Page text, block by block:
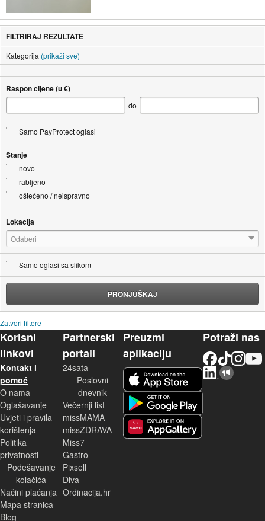
FILTRIRAJ REZULTATE
Kategorija (prikaži sve)
Raspon cijene (u €)
do
Samo PayProtect oglasi
Stanje
novo
rabljeno
oštećeno / neispravno
Lokacija
Odaberi
Samo oglasi sa slikom
PRONJUŠKAJ
Zatvori filtere
Korisni
linkovi
Kontakt i
pomoć
O nama
Oglašavanje
Uvjeti i pravila
korištenja
Politika
privatnosti
Podešavanje
kolačića
Načini plaćanja
Mapa stranica
Blog
Partnerski
portali
24sata
Poslovni
dnevnik
Večernji list
missMAMA
missZDRAVA
Miss7
Gastro
Pixsell
Diva
Ordinacija.hr
Preuzmi
aplikaciju
Potraži nas